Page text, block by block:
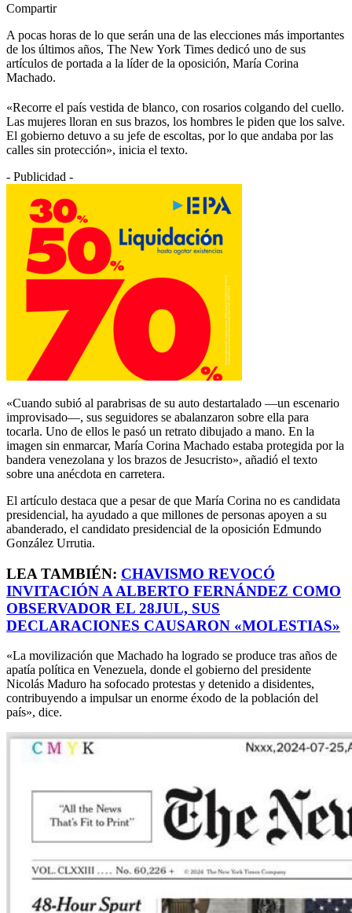
Compartir
A pocas horas de lo que serán una de las elecciones más importantes
de los últimos años, The New York Times dedicó uno de sus
artículos de portada a la líder de la oposición, María Corina
Machado.
«Recorre el país vestida de blanco, con rosarios colgando del cuello.
Las mujeres lloran en sus brazos, los hombres le piden que los salve.
El gobierno detuvo a su jefe de escoltas, por lo que andaba por las
calles sin protección», inicia el texto.
- Publicidad -
«Cuando subió al parabrisas de su auto destartalado —un escenario
improvisado—, sus seguidores se abalanzaron sobre ella para
tocarla. Uno de ellos le pasó un retrato dibujado a mano. En la
imagen sin enmarcar, María Corina Machado estaba protegida por la
bandera venezolana y los brazos de Jesucristo», añadió el texto
sobre una anécdota en carretera.
El artículo destaca que a pesar de que María Corina no es candidata
presidencial, ha ayudado a que millones de personas apoyen a su
abanderado, el candidato presidencial de la oposición Edmundo
González Urrutia.
LEA TAMBIÉN: CHAVISMO REVOCÓ
INVITACIÓN A ALBERTO FERNÁNDEZ COMO
OBSERVADOR EL 28JUL, SUS
DECLARACIONES CAUSARON «MOLESTIAS»
«La movilización que Machado ha logrado se produce tras años de
apatía política en Venezuela, donde el gobierno del presidente
Nicolás Maduro ha sofocado protestas y detenido a disidentes,
contribuyendo a impulsar un enorme éxodo de la población del
país», dice.